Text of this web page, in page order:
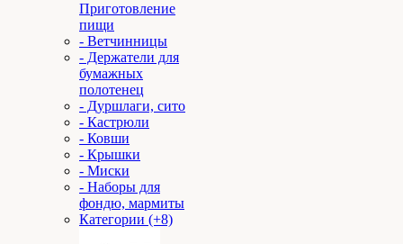
Приготовление
пищи
- Ветчинницы
- Держатели для
бумажных
полотенец
- Дуршлаги, сито
- Кастрюли
- Ковши
- Крышки
- Миски
- Наборы для
фондю, мармиты
Категории (+8)